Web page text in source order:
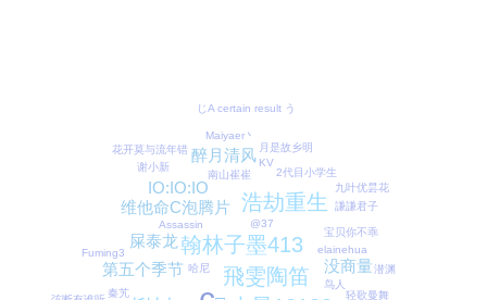
飛雯陶笛
翰林子墨413
浩劫重生
维他命C泡腾片
第五个季节
屎泰龙
没商量
IO:IO:IO
醉月清风
轻歌曼舞
南山崔崔
宝贝你不乖
Assassin
2代目小学生
Maiyaer丶
じA certain result う
elainehua
KV
哈尼
月是故乡明
@37
鸟人
謙謙君子
秦艽
谢小新
九叶优昙花
潜渊
花开莫与流年错
Fuming3